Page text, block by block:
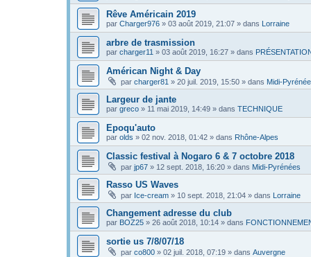
Rêve Américain 2019
par Charger976 » 03 août 2019, 21:07 » dans Lorraine
arbre de trasmission
par charger11 » 03 août 2019, 16:27 » dans
Américan Night & Day
par charger81 » 20 juil. 2019, 15:50 » dans Midi-
Largeur de jante
par greco » 11 mai 2019, 14:49 » dans TECHNIQUE
Epoqu'auto
par olds » 02 nov. 2018, 01:42 » dans Rhône-Alpes
Classic festival à Nogaro 6 & 7 octobre 2018
par jp67 » 12 sept. 2018, 16:20 » dans Midi-Pyrénées
Rasso US Waves
par Ice-cream » 10 sept. 2018, 21:04 » dans Lorraine
Changement adresse du club
par BOZ25 » 26 août 2018, 10:14 » dans
sortie us 7/8/07/18
par co800 » 02 juil. 2018, 07:19 » dans Auvergne